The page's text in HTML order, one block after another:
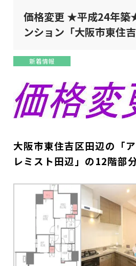
価格変更 ★平成24年
ンション「大阪市東住
新着情報
大阪市東住吉区田辺の「
レミスト田辺」の12階部